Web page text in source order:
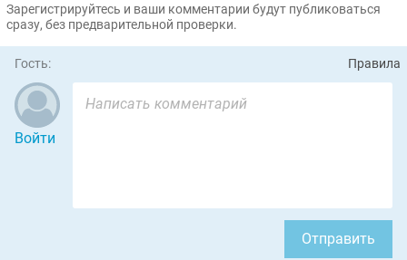
Зарегистрируйтесь и ваши комментарии будут публиковаться
сразу, без предварительной проверки.
Гость: Правила
Войти
Отправить